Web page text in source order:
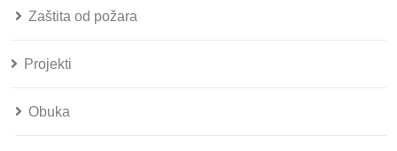
Zaštita od požara
Projekti
Obuka